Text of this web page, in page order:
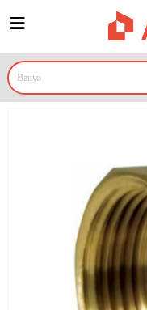
Prijava za članove